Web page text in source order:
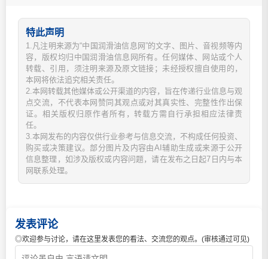
特此声明
1.凡注明来源为“中国润滑油信息网”的文字、图片、音视频等内
容，版权均归中国润滑油信息网所有。任何媒体、网站或个人
转载、引用，须注明来源及原文链接；未经授权擅自使用的，
本网将依法追究相关责任。
2.本网转载其他媒体或公开渠道的内容，旨在传递行业信息与观
点交流，不代表本网赞同其观点或对其真实性、完整性作出保
证。相关版权归原作者所有，转载方需自行承担相应法律责
任。
3.本网发布的内容仅供行业参考与信息交流，不构成任何投资、
购买或决策建议。部分图片及内容由AI辅助生成或来源于公开
信息整理，如涉及版权或内容问题，请在发布之日起7日内与本
网联系处理。
发表评论
◎欢迎参与讨论，请在这里发表您的看法、交流您的观点。(审核通过可见)